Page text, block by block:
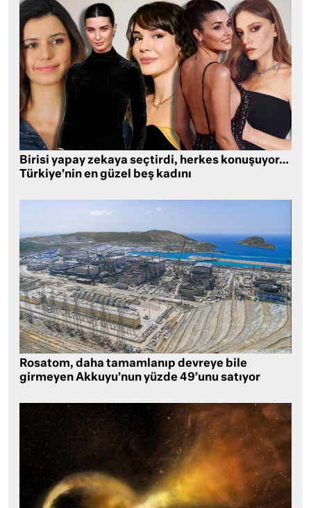
Birisi yapay zekaya seçtirdi, herkes konuşuyor…
Türkiye’nin en güzel beş kadını
Rosatom, daha tamamlanıp devreye bile
girmeyen Akkuyu’nun yüzde 49’unu satıyor